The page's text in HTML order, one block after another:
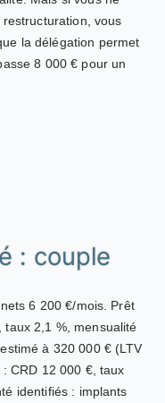
restructuration, vous
la délégation permet
8 000 € pour un
: couple
6 200 €/mois. Prêt
taux 2,1 %, mensualité
à 320 000 € (LTV
CRD 12 000 €, taux
identifiés : implants